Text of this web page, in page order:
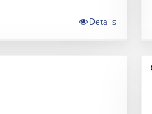
Details